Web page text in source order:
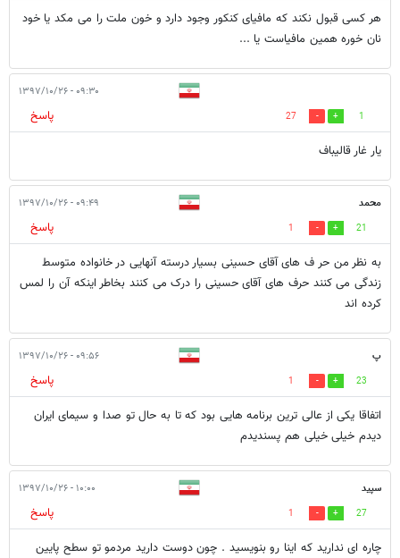
هر کسی قبول نکند که مافیای کنکور وجود دارد و خون ملت را می مکد یا خود
نان خوره همین مافیاست یا ...
۰۹:۳۰ - ۱۳۹۷/۱۰/۲۶
1
27
پاسخ
يار غار قاليباف
محمد ۰۹:۴۹ - ۱۳۹۷/۱۰/۲۶
21
1
پاسخ
به نظر من حر ف های آقای حسینی بسیار درسته آنهایی در خانواده متوسط
زندگی می کنند حرف های آقای حسینی را درک می کنند بخاطر اینکه آن را لمس
کرده اند
پ ۰۹:۵۶ - ۱۳۹۷/۱۰/۲۶
23
1
پاسخ
اتفاقا یکی از عالی ترین برنامه هایی بود که تا به حال تو صدا و سیمای ایران
دیدم خیلی خیلی هم پسندیدم
سپید ۱۰:۰۰ - ۱۳۹۷/۱۰/۲۶
27
1
پاسخ
چاره ای ندارید که اینا رو بنویسید . چون دوست دارید مردمو تو سطح پایین